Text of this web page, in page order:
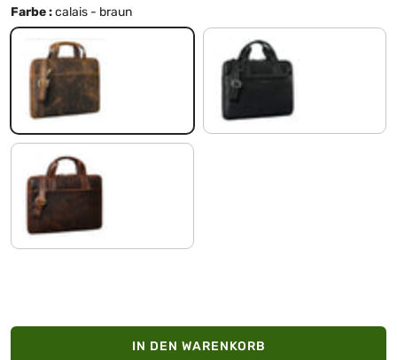
Farbe :calais - braun
calais - braun schwarz
florida - braun
IN DEN WARENKORB